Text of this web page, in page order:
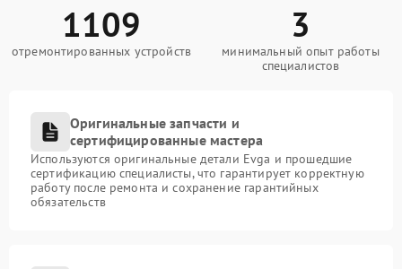
1109
отремонтированных устройств
3
минимальный опыт работы
специалистов
Оригинальные запчасти и
сертифицированные мастера
Используются оригинальные детали Evga и прошедшие
сертификацию специалисты, что гарантирует корректную
работу после ремонта и сохранение гарантийных
обязательств